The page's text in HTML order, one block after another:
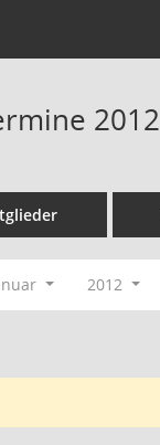
2012
2012